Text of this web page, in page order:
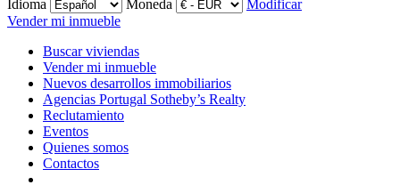
Idioma
Moneda
Modificar
Vender mi inmueble
Buscar viviendas
Vender mi inmueble
Nuevos desarrollos immobiliarios
Agencias Portugal Sotheby’s Realty
Reclutamiento
Eventos
Quienes somos
Contactos